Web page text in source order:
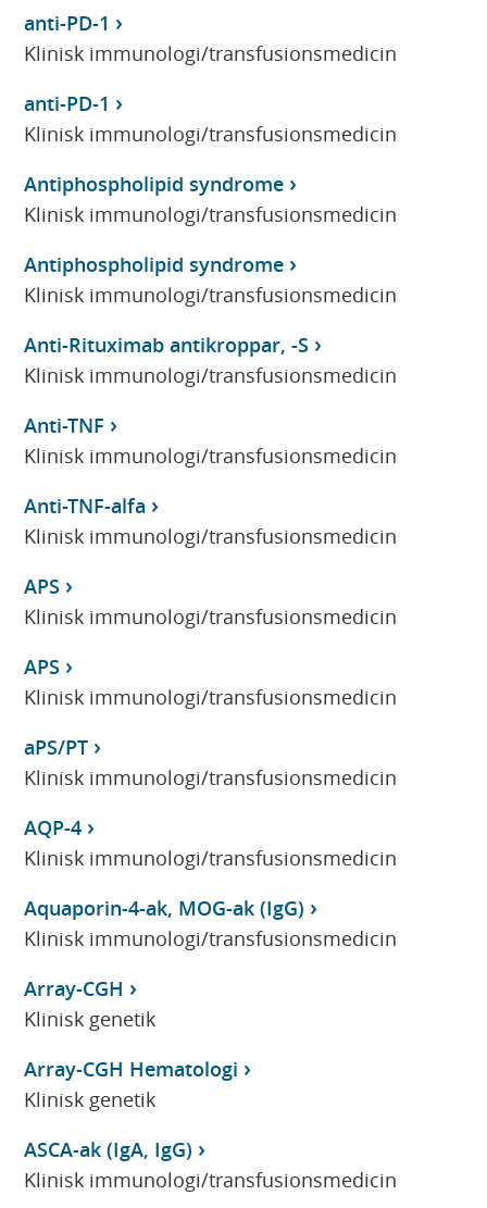
anti-PD-1
Klinisk immunologi/transfusionsmedicin
anti-PD-1
Klinisk immunologi/transfusionsmedicin
Antiphospholipid syndrome
Klinisk immunologi/transfusionsmedicin
Antiphospholipid syndrome
Klinisk immunologi/transfusionsmedicin
Anti-Rituximab antikroppar, -S
Klinisk immunologi/transfusionsmedicin
Anti-TNF
Klinisk immunologi/transfusionsmedicin
Anti-TNF-alfa
Klinisk immunologi/transfusionsmedicin
APS
Klinisk immunologi/transfusionsmedicin
APS
Klinisk immunologi/transfusionsmedicin
aPS/PT
Klinisk immunologi/transfusionsmedicin
AQP-4
Klinisk immunologi/transfusionsmedicin
Aquaporin-4-ak, MOG-ak (IgG)
Klinisk immunologi/transfusionsmedicin
Array-CGH
Klinisk genetik
Array-CGH Hematologi
Klinisk genetik
ASCA-ak (IgA, IgG)
Klinisk immunologi/transfusionsmedicin